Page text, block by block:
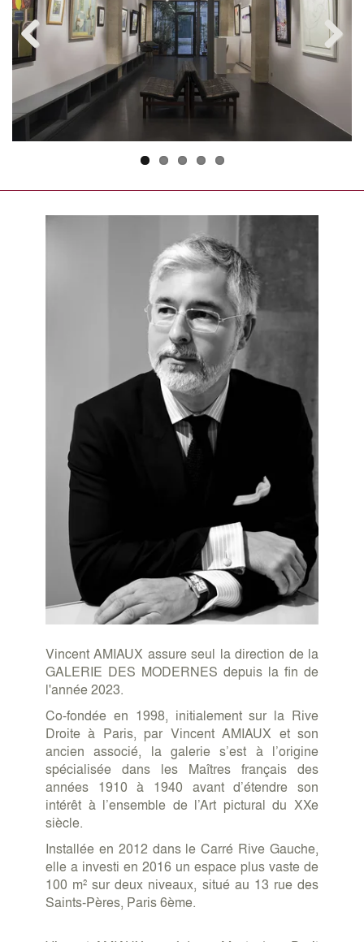
Previous Next
Vincent AMIAUX assure seul la direction de la
GALERIE DES MODERNES depuis la fin de
l'année 2023.
Co-fondée en 1998, initialement sur la Rive
Droite à Paris, par Vincent AMIAUX et son
ancien associé, la galerie s’est à l’origine
spécialisée dans les Maîtres français des
années 1910 à 1940 avant d’étendre son
intérêt à l’ensemble de l’Art pictural du XXe
siècle.
Installée en 2012 dans le Carré Rive Gauche,
elle a investi en 2016 un espace plus vaste de
100 m² sur deux niveaux, situé au 13 rue des
Saints-Pères, Paris 6ème.